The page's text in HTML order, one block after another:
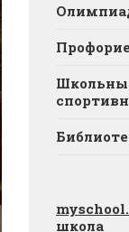
школа